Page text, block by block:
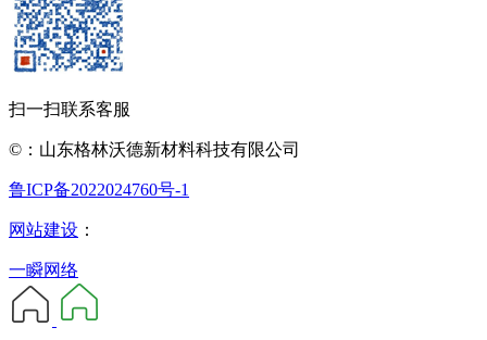
扫一扫联系客服
©：山东格林沃德新材料科技有限公司
鲁ICP备2022024760号-1
网站建设 ：
一瞬网络